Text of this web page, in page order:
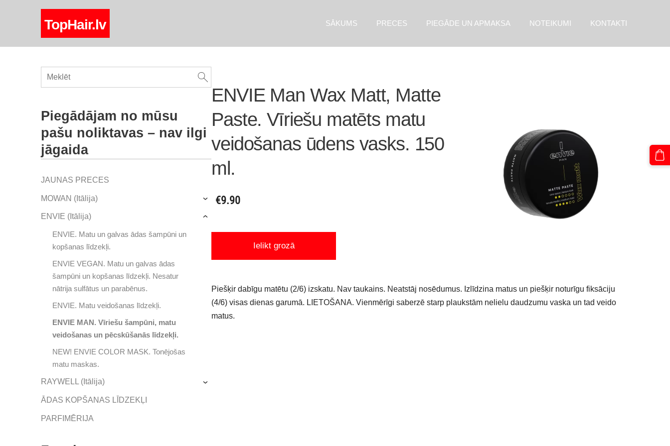
TopHair.lv SĀKUMS PRECES PIEGĀDE UN APMAKSA NOTEIKUMI KONTAKTI
Piegādājam no mūsu
pašu noliktavas – nav ilgi
jāgaida
JAUNAS PRECES
MOWAN (Itālija) ›
ENVIE (Itālija)
ENVIE. Matu un galvas ādas šampūni un
kopšanas līdzekļi.
ENVIE VEGAN. Matu un galvas ādas
šampūni un kopšanas līdzekļi. Nesatur
nātrija sulfātus un parabēnus.
ENVIE. Matu veidošanas līdzekļi.
ENVIE MAN. Vīriešu šampūni, matu
veidošanas un pēcskūšanās līdzekļi.
NEW! ENVIE COLOR MASK. Tonējošas
matu maskas.
›
RAYWELL (Itālija) ›
ĀDAS KOPŠANAS LĪDZEKĻI
PARFIMĒRIJA
ENVIE Man Wax Matt, Matte
Paste. Vīriešu matēts matu
veidošanas ūdens vasks. 150
ml.
€9.90
Ielikt grozā
Piešķir dabīgu matētu (2/6) izskatu. Nav taukains. Neatstāj nosēdumus. Izlīdzina matus un piešķir noturīgu fiksāciju
(4/6) visas dienas garumā. LIETOŠANA. Vienmērīgi saberzē starp plaukstām nelielu daudzumu vaska un tad veido
matus.